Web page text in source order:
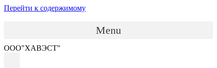
Перейти к содержимому
Menu
ООО"ХАВЭСТ"